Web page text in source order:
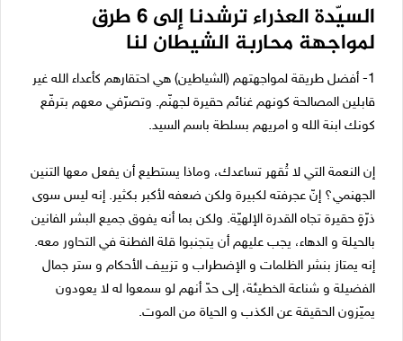
السيّدة العذراء ترشدنا إلى 6 طرق
لمواجهة محاربة الشيطان لنا
1- أفضل طريقة لمواجهتهم (الشياطين) هي احتقارهم كأعداء الله غير
قابلين المصالحة كونهم غنائم حقيرة لجهنّم. وتصرّفي معهم بترفّع
كونك ابنة الله و امريهم بسلطة باسم السيد.
إن النعمة التي لا تُقهر تساعدك، وماذا يستطيع أن يفعل معها التنين
الجهنمي؟ إنّ عجرفته لكبيرة ولكن ضعفه لأكبر بكثير. إنه ليس سوى
ذرّةٍ حقيرة تجاه القدرة الإلهيّة. ولكن بما أنه يفوق جميع البشر الفانين
بالحيلة و الدهاء، يجب عليهم أن يتجنبوا قلة الفطنة في التحاور معه.
إنه يمتاز بنشر الظلمات و الإضطراب و تزييف الأحكام و ستر جمال
الفضيلة و شناعة الخطيئة، إلى حدّ أنهم لو سمعوا له لا يعودون
يميّزون الحقيقة عن الكذب و الحياة من الموت.